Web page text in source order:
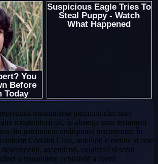
transmiterea patrimoniului unei
moștenitorii săi, în absența unui testament
din patrimoniu nedispuasă testamentar. În
Codului Civil, stabilind o ordine și cote
ascendenți, colaterali și soțul
o transmitere echitabilă a averii.